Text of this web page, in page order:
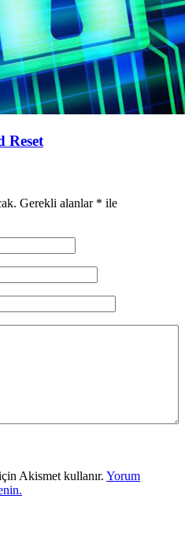
Reset
Gerekli alanlar * ile
Akismet kullanır. Yorum